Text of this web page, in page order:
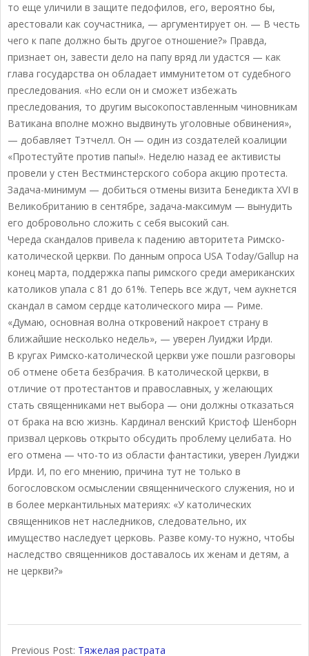
то еще уличили в защите педофилов, его, вероятно бы,
арестовали как соучастника, — аргументирует он. — В честь
чего к папе должно быть другое отношение?» Правда,
признает он, завести дело на папу вряд ли удастся — как
глава государства он обладает иммунитетом от судебного
преследования. «Но если он и сможет избежать
преследования, то другим высокопоставленным чиновникам
Ватикана вполне можно выдвинуть уголовные обвинения»,
— добавляет Тэтчелл. Он — один из создателей коалиции
«Протестуйте против папы!». Неделю назад ее активисты
провели у стен Вестминстерского собора акцию протеста.
Задача-минимум — добиться отмены визита Бенедикта XVI в
Великобританию в сентябре, задача-максимум — вынудить
его добровольно сложить с себя высокий сан.
Череда скандалов привела к падению авторитета Римско-
католической церкви. По данным опроса USA Today/Gallup на
конец марта, поддержка папы римского среди американских
католиков упала с 81 до 61%. Теперь все ждут, чем аукнется
скандал в самом сердце католического мира — Риме.
«Думаю, основная волна откровений накроет страну в
ближайшие несколько недель», — уверен Луиджи Ирди.
В кругах Римско-католической церкви уже пошли разговоры
об отмене обета безбрачия. В католической церкви, в
отличие от протестантов и православных, у желающих
стать священниками нет выбора — они должны отказаться
от брака на всю жизнь. Кардинал венский Кристоф Шенборн
призвал церковь открыто обсудить проблему целибата. Но
его отмена — что-то из области фантастики, уверен Луиджи
Ирди. И, по его мнению, причина тут не только в
богословском осмыслении священнического служения, но и
в более меркантильных материях: «У католических
священников нет наследников, следовательно, их
имущество наследует церковь. Разве кому-то нужно, чтобы
наследство священников доставалось их женам и детям, а
не церкви?»
04-
Previous Post: Тяжелая растрата